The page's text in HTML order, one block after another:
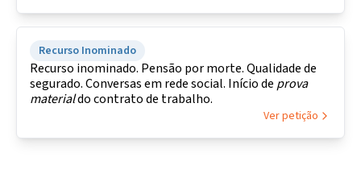
Recurso Inominado
Recurso inominado. Pensão por morte. Qualidade de
segurado. Conversas em rede social. Início de prova
materialdo contrato de trabalho.
Ver petição